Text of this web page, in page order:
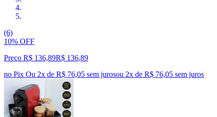
(6)
10% OFF
Preço R$ 136,89R$ 136,89
no Pix Ou 2x de R$ 76,05 sem jurosou 2x de R$ 76,05 sem juros